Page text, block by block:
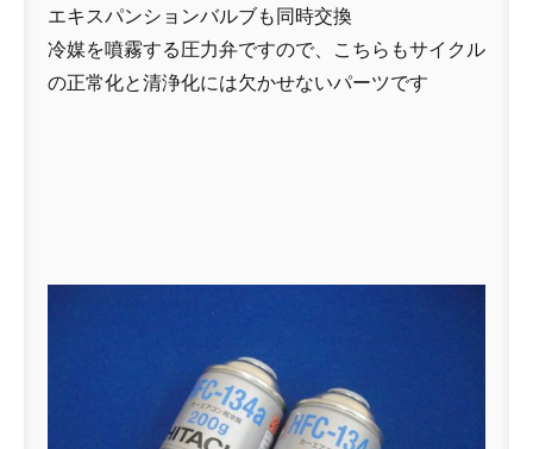
エキスパンションバルブも同時交換
冷媒を噴霧する圧力弁ですので、こちらもサイクル
の正常化と清浄化には欠かせないパーツです